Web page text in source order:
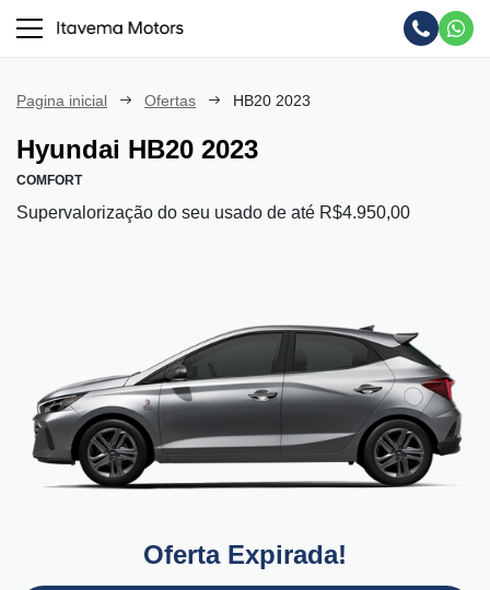
Pagina inicial Ofertas HB20 2023
Hyundai HB20 2023
COMFORT
Oferta Expirada!
Supervalorização do seu usado de até R$4.950,00